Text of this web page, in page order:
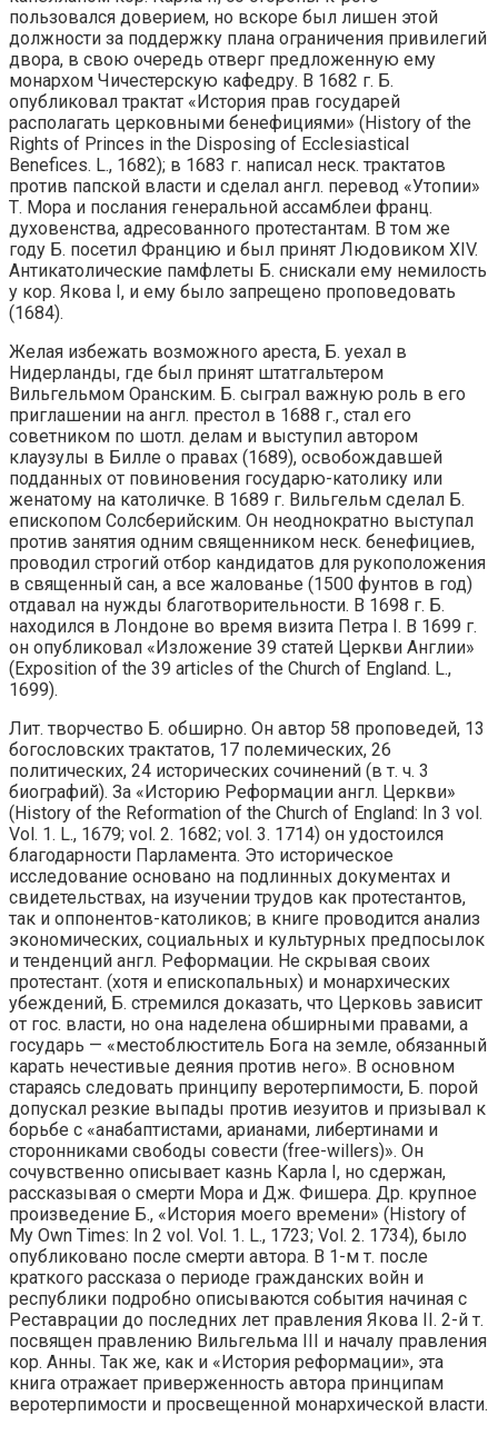
пользовался доверием, но вскоре был лишен этой
должности за поддержку плана ограничения привилегий
двора, в свою очередь отверг предложенную ему
монархом Чичестерскую кафедру. В 1682 г. Б.
опубликовал трактат «История прав государей
располагать церковными бенефициями» (History of the
Rights of Princes in the Disposing of Ecclesiastical
Benefices. L., 1682); в 1683 г. написал неск. трактатов
против папской власти и сделал англ. перевод «Утопии»
Т. Мора и послания генеральной ассамблеи франц.
духовенства, адресованного протестантам. В том же
году Б. посетил Францию и был принят Людовиком XIV.
Антикатолические памфлеты Б. снискали ему немилость
у кор. Якова I, и ему было запрещено проповедовать
(1684).
Желая избежать возможного ареста, Б. уехал в
Нидерланды, где был принят штатгальтером
Вильгельмом Оранским. Б. сыграл важную роль в его
приглашении на англ. престол в 1688 г., стал его
советником по шотл. делам и выступил автором
клаузулы в Билле о правах (1689), освобождавшей
подданных от повиновения государю-католику или
женатому на католичке. В 1689 г. Вильгельм сделал Б.
епископом Солсберийским. Он неоднократно выступал
против занятия одним священником неск. бенефициев,
проводил строгий отбор кандидатов для рукоположения
в священный сан, а все жалованье (1500 фунтов в год)
отдавал на нужды благотворительности. В 1698 г. Б.
находился в Лондоне во время визита Петра I. В 1699 г.
он опубликовал «Изложение 39 статей Церкви Англии»
(Exposition of the 39 articles of the Church of England. L.,
1699).
Лит. творчество Б. обширно. Он автор 58 проповедей, 13
богословских трактатов, 17 полемических, 26
политических, 24 исторических сочинений (в т. ч. 3
биографий). За «Историю Реформации англ. Церкви»
(History of the Reformation of the Church of England: In 3 vol.
Vol. 1. L., 1679; vol. 2. 1682; vol. 3. 1714) он удостоился
благодарности Парламента. Это историческое
исследование основано на подлинных документах и
свидетельствах, на изучении трудов как протестантов,
так и оппонентов-католиков; в книге проводится анализ
экономических, социальных и культурных предпосылок
и тенденций англ. Реформации. Не скрывая своих
протестант. (хотя и епископальных) и монархических
убеждений, Б. стремился доказать, что Церковь зависит
от гос. власти, но она наделена обширными правами, а
государь — «местоблюститель Бога на земле, обязанный
карать нечестивые деяния против него». В основном
стараясь следовать принципу веротерпимости, Б. порой
допускал резкие выпады против иезуитов и призывал к
борьбе с «анабаптистами, арианами, либертинами и
сторонниками свободы совести (free-willers)». Он
сочувственно описывает казнь Карла I, но сдержан,
рассказывая о смерти Мора и Дж. Фишера. Др. крупное
произведение Б., «История моего времени» (History of
My Own Times: In 2 vol. Vol. 1. L., 1723; Vol. 2. 1734), было
опубликовано после смерти автора. В 1-м т. после
краткого рассказа о периоде гражданских войн и
республики подробно описываются события начиная с
Реставрации до последних лет правления Якова II. 2-й т.
посвящен правлению Вильгельма III и началу правления
кор. Анны. Так же, как и «История реформации», эта
книга отражает приверженность автора принципам
веротерпимости и просвещенной монархической власти.